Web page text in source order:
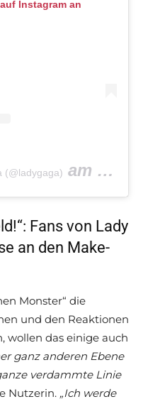
Instagram an
(@ladygaga) am Jul 9,
Fans von Lady
an den Make-
Monster“ die
und den Reaktionen
wollen das einige auch
ganz anderen Ebene
verdammte Linie
Nutzerin. „Ich werde